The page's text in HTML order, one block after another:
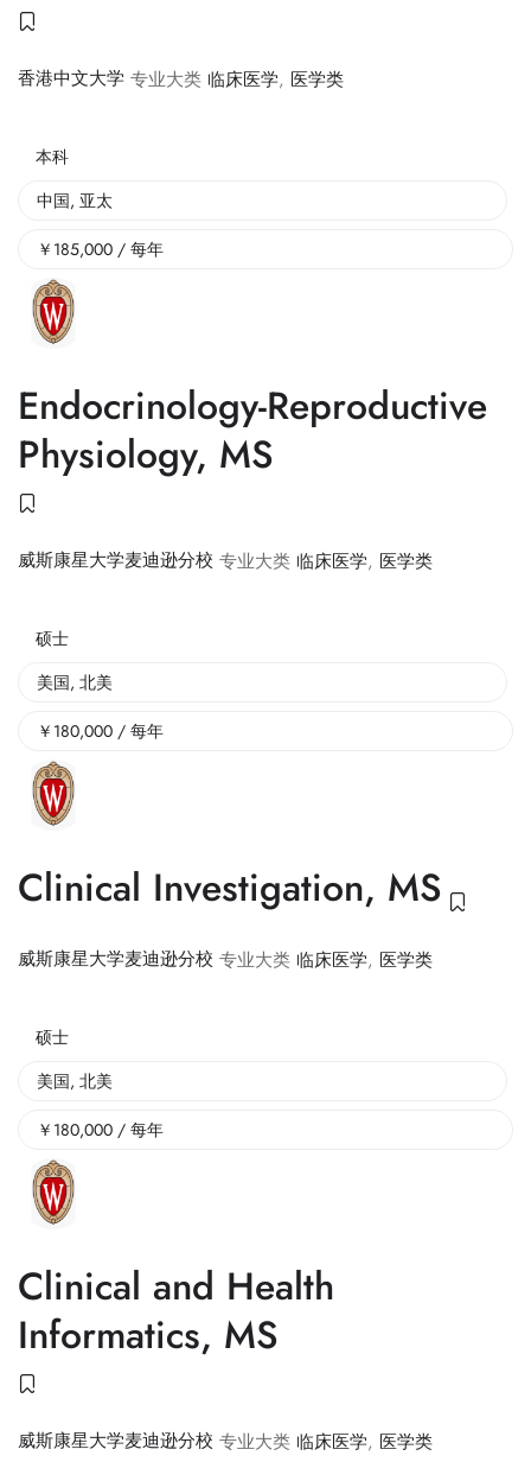
香港中文大学 专业大类 临床医学, 医学类
本科
中国, 亚太
￥ 185,000 / 每年
Endocrinology-Reproductive
Physiology, MS
威斯康星大学麦迪逊分校 专业大类 临床医学, 医学类
硕士
美国, 北美
￥ 180,000 / 每年
Clinical Investigation, MS
威斯康星大学麦迪逊分校 专业大类 临床医学, 医学类
硕士
美国, 北美
￥ 180,000 / 每年
Clinical and Health
Informatics, MS
威斯康星大学麦迪逊分校 专业大类 临床医学, 医学类